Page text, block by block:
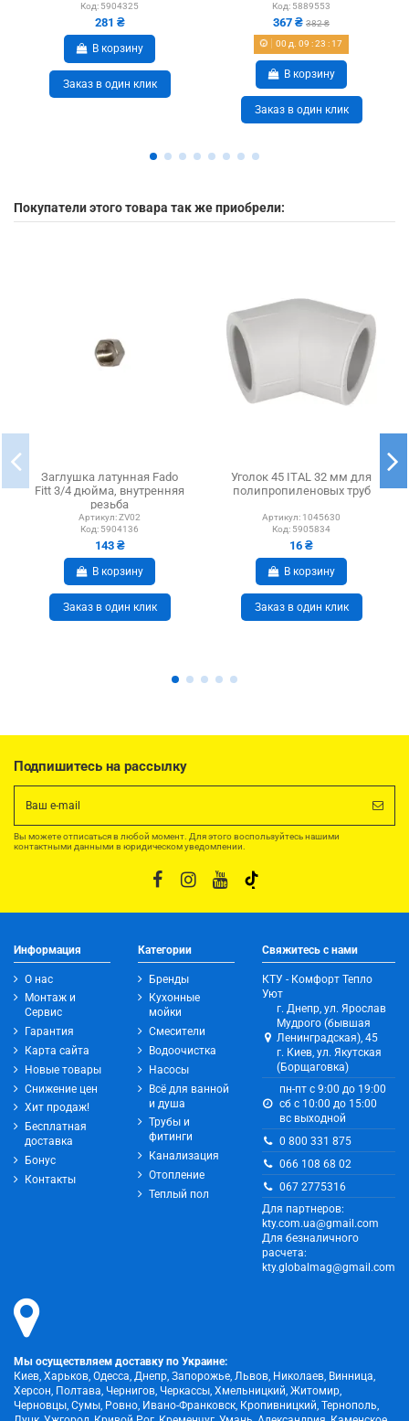
Код: 5904325
281 ₴
В корзину
Заказ в один клик
Код: 5889553
367 ₴ 382 ₴
00 д. 09 :23 : 16
В корзину
Заказ в один клик
Покупатели этого товара так же приобрели:
Заглушка латунная Fado
Fitt 3/4 дюйма, внутренняя
резьба
Артикул:ZV02
Код: 5904136
143 ₴
В корзину
Заказ в один клик
Уголок 45 ITAL 32 мм для
полипропиленовых труб
Артикул: 1045630
Код: 5905834
16 ₴
В корзину
Заказ в один клик
Подпишитесь на рассылку
Вы можете отписаться в любой момент. Для этого воспользуйтесь нашими
контактными данными в юридическом уведомлении.
Информация
О нас
Монтаж и
Сервис
Гарантия
Карта сайта
Новые товары
Снижение цен
Хит продаж!
Бесплатная
доставка
Бонус
Контакты
Категории
Бренды
Кухонные
мойки
Смесители
Водоочистка
Насосы
Всё для ванной
и душа
Трубы и
фитинги
Канализация
Отопление
Теплый пол
Свяжитесь с нами
КТУ - Комфорт Тепло
Уют
г. Днепр, ул. Ярослав
Мудрого (бывшая
Ленинградская), 45
г. Киев, ул. Якутская
(Борщаговка)
пн-пт с 9:00 до 19:00
сб с 10:00 до 15:00
вс выходной
0 800 331 875
066 108 68 02
067 2775316
Для партнеров:
kty.com.ua@gmail.com
Для безналичного
расчета:
kty.globalmag@gmail.com
Мы осуществляем доставку по Украине:
Киев, Харьков, Одесса, Днепр, Запорожье, Львов, Николаев, Винница,
Херсон, Полтава, Чернигов, Черкассы, Хмельницкий, Житомир,
Черновцы, Сумы, Ровно, Ивано-Франковск, Кропивницкий, Тернополь,